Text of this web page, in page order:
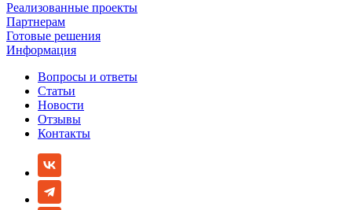
Реализованные проекты
Партнерам
Готовые решения
Информация
Вопросы и ответы
Статьи
Новости
Отзывы
Контакты